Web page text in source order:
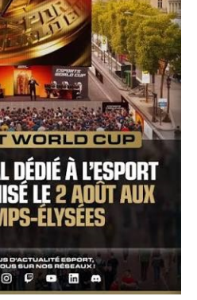
pour publier un commentaire.
MONTAIGNE